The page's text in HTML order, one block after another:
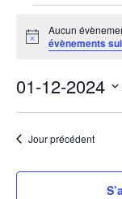
for
décembre
2024
Notice
Aucun
évènements
01-12-2024
date.Jour précédent